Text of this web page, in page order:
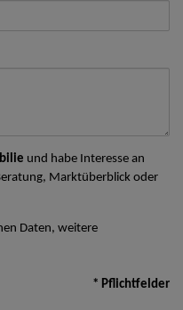
und habe Interesse an
Marktüberblick oder
Daten, weitere
* Pflichtfelder